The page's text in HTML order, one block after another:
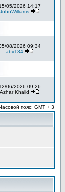
15/05/2026 14:17
JohnWilliams
08/2026 09:34
abv134
12/06/2026 09:26
Azhar Khalid
пояс: GMT + 3